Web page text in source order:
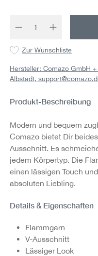
Produkt Anzahl:
Zur Wunschliste
Hersteller: Comazo GmbH
Albstadt,
Produkt-Beschreibung
Modern und bequem
Comazo bietet Dir
Ausschnitt. Es
jedem Körpertyp. Die
einen lässigen Touch
absoluten Liebling.
Details & Eigenschaften
Flammgarn
V-Ausschnitt
Lässiger Look